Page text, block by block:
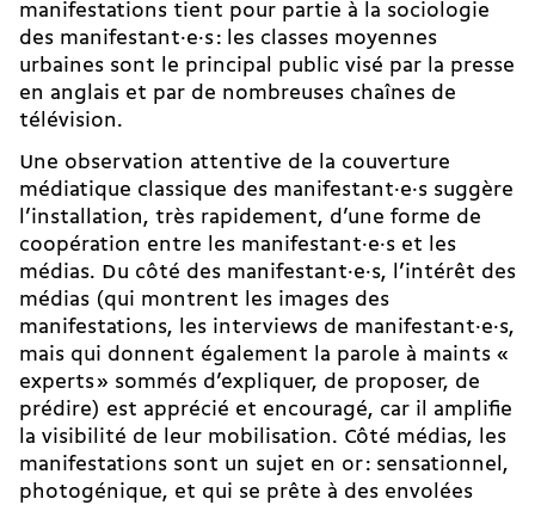
manifestations tient pour partie à la sociologie
des ma­ni­fes­tant·e·s : les classes moyennes
urbaines sont le principal public visé par la presse
en anglais et par de nombreuses chaînes de
télévision.
Une observation attentive de la couverture
médiatique classique des ma­ni­festant·e·s suggère
l’installation, très rapidement, d’une forme de
coopération entre les ma­ni­festant·e·s et les
médias. Du côté des ma­ni­festant·e·s, l’intérêt des
médias (qui montrent les images des
manifestations, les interviews de ma­ni­festant·e·s,
mais qui donnent également la parole à maints «
experts » sommés d’expliquer, de proposer, de
prédire) est apprécié et encouragé, car il amplifie
la visibilité de leur mobilisation. Côté médias, les
manifestations sont un sujet en or : sensationnel,
photogénique, et qui se prête à des envolées